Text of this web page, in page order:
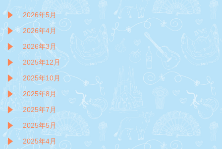
2026年5月
2026年4月
2026年3月
2025年12月
2025年10月
2025年8月
2025年7月
2025年5月
2025年4月